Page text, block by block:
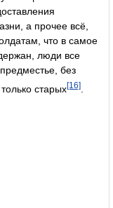
а прочее всё,
что в самое
люди все
без
старых[16]